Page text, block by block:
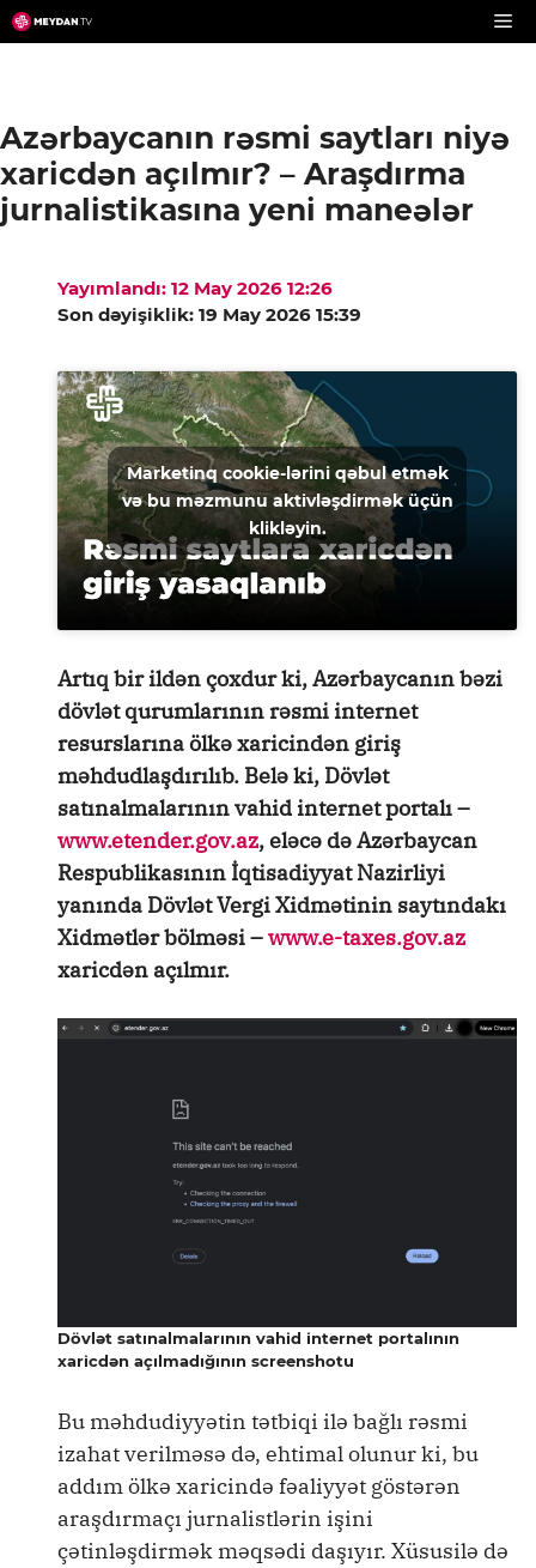
Skip
to
Azərbaycanın rəsmi saytları niyə
xaricdən açılmır? – Araşdırma
jurnalistikasına yeni maneələr
Yayımlandı: 12 May 2026 12:26
Son dəyişiklik: 19 May 2026 15:39
Marketinq cookie-lərini qəbul etmək
və bu məzmunu aktivləşdirmək üçün
klikləyin.
Artıq bir ildən çoxdur ki, Azərbaycanın bəzi
dövlət qurumlarının rəsmi internet
resurslarına ölkə xaricindən giriş
məhdudlaşdırılıb. Belə ki, Dövlət
satınalmalarının vahid internet portalı –
www.etender.gov.az, eləcə də Azərbaycan
Respublikasının İqtisadiyyat Nazirliyi
yanında Dövlət Vergi Xidmətinin saytındakı
Xidmətlər bölməsi –www.e-taxes.gov.az
xaricdən açılmır.
Dövlət satınalmalarının vahid internet portalının
xaricdən açılmadığının screenshotu
Bu məhdudiyyətin tətbiqi ilə bağlı rəsmi
izahat verilməsə də, ehtimal olunur ki, bu
addım ölkə xaricində fəaliyyət göstərən
araşdırmaçı jurnalistlərin işini
çətinləşdirmək məqsədi daşıyır. Xüsusilə də